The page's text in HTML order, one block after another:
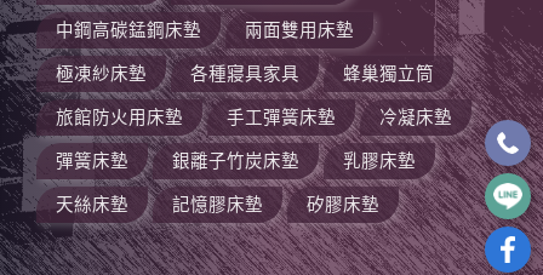
中鋼高碳錳鋼床墊
兩面雙用床墊
極凍紗床墊
各種寢具家具
蜂巢獨立筒
旅館防火用床墊
手工彈簧床墊
冷凝床墊
彈簧床墊
銀離子竹炭床墊
乳膠床墊
天絲床墊
記憶膠床墊 矽膠床墊